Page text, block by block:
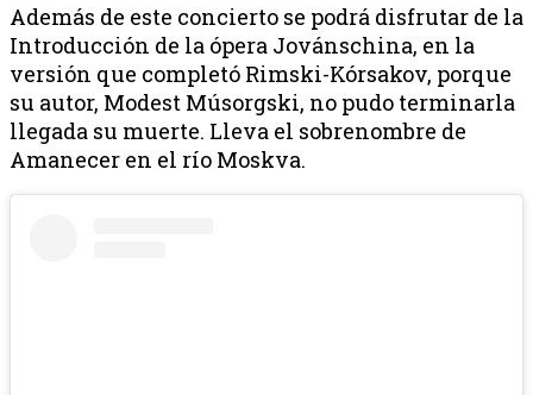
Además de este concierto se podrá disfrutar de la
Introducción de la ópera Jovánschina, en la
versión que completó Rimski-Kórsakov, porque
su autor, Modest Músorgski, no pudo terminarla
llegada su muerte. Lleva el sobrenombre de
Amanecer en el río Moskva.